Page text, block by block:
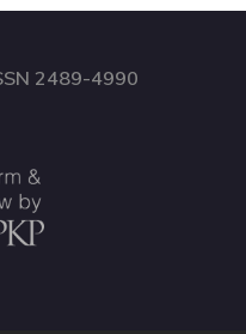
2489-4990